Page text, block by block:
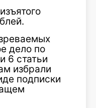
дело по
6 статьи
избрали
подписки